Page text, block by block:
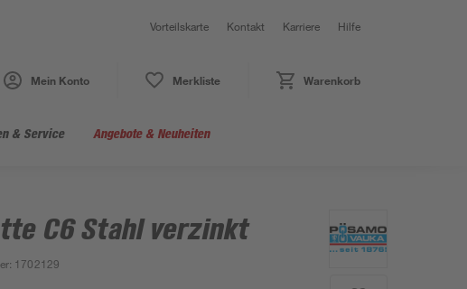
Vorteilskarte Kontakt Karriere Hilfe
Mein Konto Merkliste Warenkorb
& Service Angebote & Neuheiten
C6 Stahl verzinkt
: 1702129